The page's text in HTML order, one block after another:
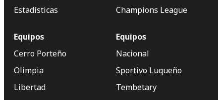
Estadísticas
Champions League
Equipos
Cerro Porteño
Olimpia
Libertad
Equipos
Nacional
Sportivo Luqueño
Tembetary